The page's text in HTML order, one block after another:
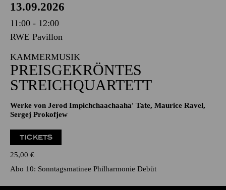
13.09.2026
11:00 - 12:00
RWE Pavillon
KAMMERMUSIK
PREISGEKRÖNTES
STREICHQUARTETT
Werke von Jerod Impichchaachaaha' Tate, Maurice Ravel,
Sergej Prokofjew
TICKETS
25,00 €
Abo 10: Sonntagsmatinee Philharmonie Debüt